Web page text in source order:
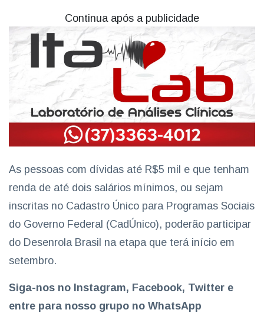
Continua após a publicidade
As pessoas com dívidas até R$5 mil e que tenham
renda de até dois salários mínimos, ou sejam
inscritas no Cadastro Único para Programas Sociais
do Governo Federal (CadÚnico), poderão participar
do Desenrola Brasil na etapa que terá início em
setembro.
Siga-nos no Instagram, Facebook, Twitter e
entre para nosso grupo no WhatsApp